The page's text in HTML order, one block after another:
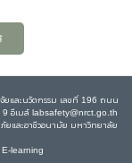
ยและนวัตกรรม เลขที่ 196 ถนน
อีเมล์ labsafety@nrct.go.th
และอาชีวอนามัย มหาวิทยาลัย
learning